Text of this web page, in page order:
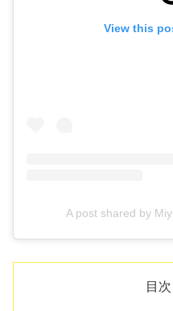
View this
A post shared by
目次